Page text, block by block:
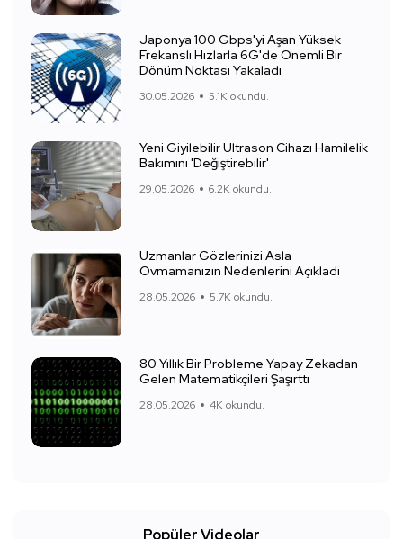
Japonya 100 Gbps'yi Aşan Yüksek
Frekanslı Hızlarla 6G'de Önemli Bir
Dönüm Noktası Yakaladı
30.05.2026 5.1K okundu.
Yeni Giyilebilir Ultrason Cihazı Hamilelik
Bakımını 'Değiştirebilir'
29.05.2026 6.2K okundu.
Uzmanlar Gözlerinizi Asla
Ovmamanızın Nedenlerini Açıkladı
28.05.2026 5.7K okundu.
80 Yıllık Bir Probleme Yapay Zekadan
Gelen Matematikçileri Şaşırttı
28.05.2026 4K okundu.
Popüler Videolar